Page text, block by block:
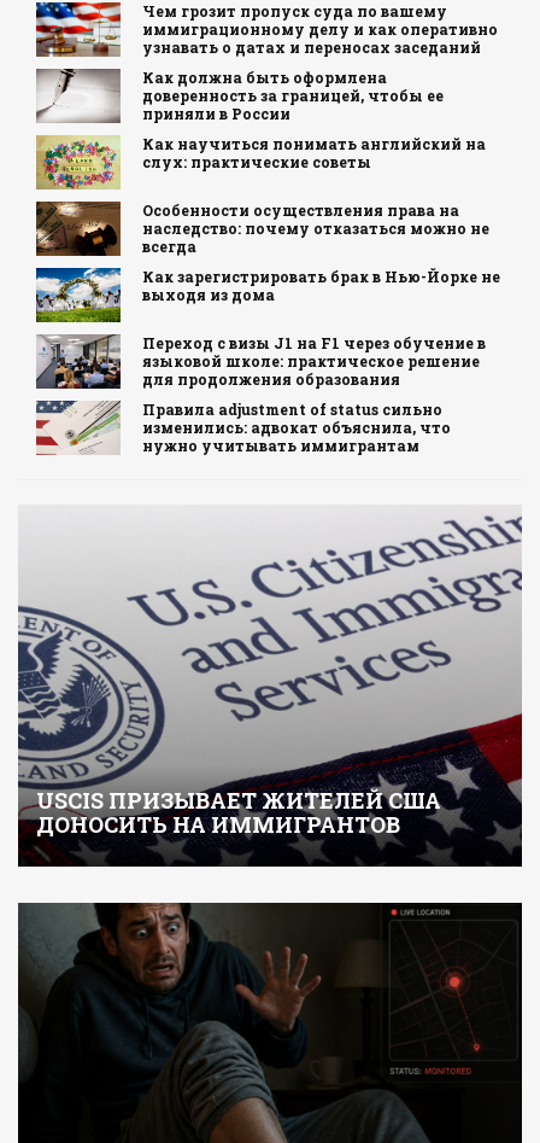
Чем грозит пропуск суда по вашему
иммиграционному делу и как оперативно
узнавать о датах и переносах заседаний
Как должна быть оформлена
доверенность за границей, чтобы ее
приняли в России
Как научиться понимать английский на
слух: практические советы
Особенности осуществления права на
наследство: почему отказаться можно не
всегда
Как зарегистрировать брак в Нью-Йорке не
выходя из дома
Переход с визы J1 на F1 через обучение в
языковой школе: практическое решение
для продолжения образования
Правила adjustment of status сильно
изменились: адвокат объяснила, что
нужно учитывать иммигрантам
USCIS ПРИЗЫВАЕТ ЖИТЕЛЕЙ США
ДОНОСИТЬ НА ИММИГРАНТОВ